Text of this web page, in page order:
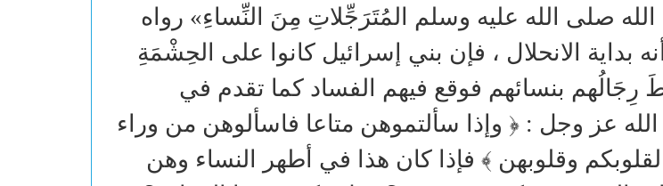
صلى الله عليه وسلم المُتَرَجِّلاتِ مِنَ النِّساءِ» رواه
أنه بداية الانحلال ، فإن بني إسرائيل كانوا على الحِشْمَةِ
رِجَالُهم بنسائهم فوقع فيهم الفساد كما تقدم في
عز وجل : ﴿ وإذا سألتموهن متاعا فاسألوهن من وراء
وقلوبهن ﴾ فإذا كان هذا في أطهر النساء وهن